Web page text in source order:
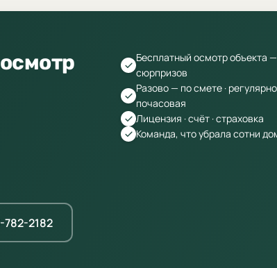
782-2182
Бесплатный осмотр объекта
сюрпризов
Разово — по смете ·
почасовая
Лицензия · счёт · страховка
Команда, что убрала сотни